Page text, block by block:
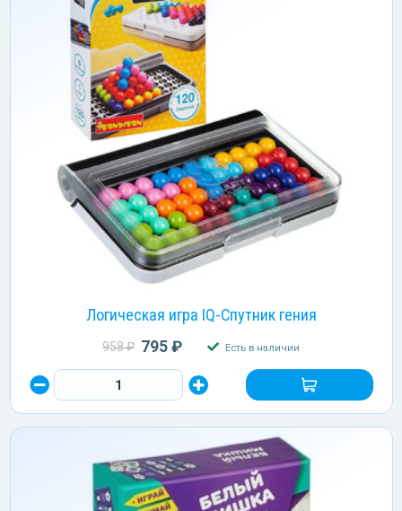
Логическая игра IQ-Спутник гения
958 ₽ 795 ₽ Есть в наличии